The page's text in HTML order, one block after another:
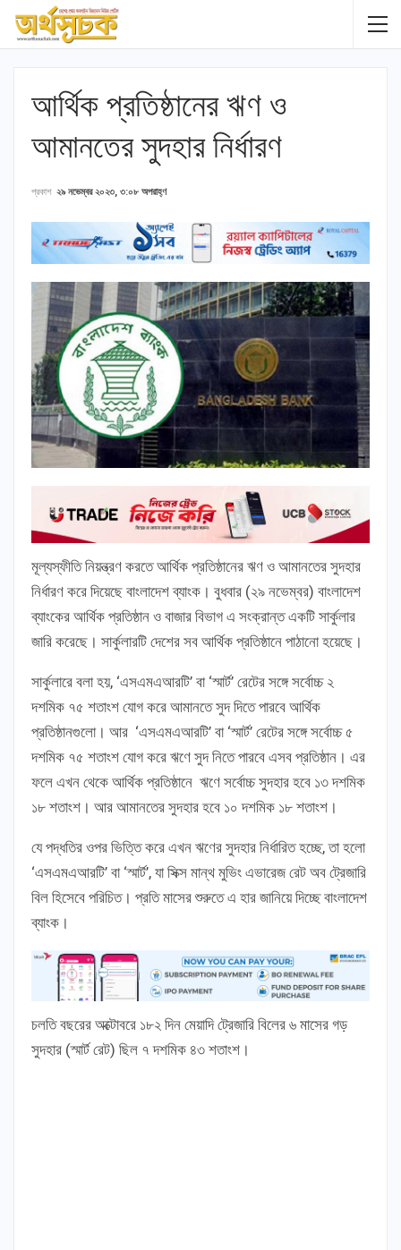
আর্থিক প্রতিষ্ঠানের ঋণ ও
আমানতের সুদহার নির্ধারণ
প্রকাশ ২৯ নভেম্বর ২০২৩, ৩:০৮ অপরাহ্ণ
মূল্যস্ফীতি নিয়ন্ত্রণ করতে আর্থিক প্রতিষ্ঠানের ঋণ ও আমানতের সুদহার
নির্ধারণ করে দিয়েছে বাংলাদেশ ব্যাংক। বুধবার (২৯ নভেম্বর) বাংলাদেশ
ব্যাংকের আর্থিক প্রতিষ্ঠান ও বাজার বিভাগ এ সংক্রান্ত একটি সার্কুলার
জারি করেছে। সার্কুলারটি দেশের সব আর্থিক প্রতিষ্ঠানে পাঠানো হয়েছে।
সার্কুলারে বলা হয়, ‘এসএমএআরটি’ বা ‘স্মার্ট’ রেটের সঙ্গে সর্বোচ্চ ২
দশমিক ৭৫ শতাংশ যোগ করে আমানতে সুদ দিতে পারবে আর্থিক
প্রতিষ্ঠানগুলো। আর ‘এসএমএআরটি’ বা ‘স্মার্ট’ রেটের সঙ্গে সর্বোচ্চ ৫
দশমিক ৭৫ শতাংশ যোগ করে ঋণে সুদ নিতে পারবে এসব প্রতিষ্ঠান। এর
ফলে এখন থেকে আর্থিক প্রতিষ্ঠানে ঋণে সর্বোচ্চ সুদহার হবে ১৩ দশমিক
১৮ শতাংশ। আর আমানতের সুদহার হবে ১০ দশমিক ১৮ শতাংশ।
যে পদ্ধতির ওপর ভিত্তি করে এখন ঋণের সুদহার নির্ধারিত হচ্ছে, তা হলো
‘এসএমএআরটি’ বা ‘স্মার্ট’, যা সিক্স মান্থ মুভিং এভারেজ রেট অব ট্রেজারি
বিল হিসেবে পরিচিত। প্রতি মাসের শুরুতে এ হার জানিয়ে দিচ্ছে বাংলাদেশ
ব্যাংক।
চলতি বছরের অক্টোবরে ১৮২ দিন মেয়াদি ট্রেজারি বিলের ৬ মাসের গড়
সুদহার (স্মার্ট রেট) ছিল ৭ দশমিক ৪৩ শতাংশ।